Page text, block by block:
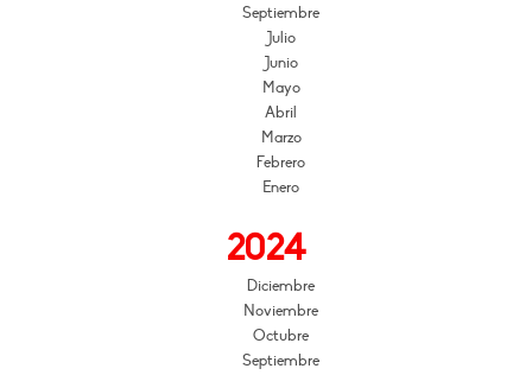
Septiembre
Julio
Junio
Mayo
Abril
Marzo
Febrero
Enero
2024
Diciembre
Noviembre
Octubre
Septiembre